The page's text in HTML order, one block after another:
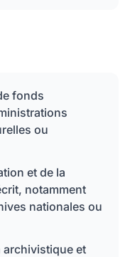
fonds
ou
et de la
notamment
nationales ou
archivistique et